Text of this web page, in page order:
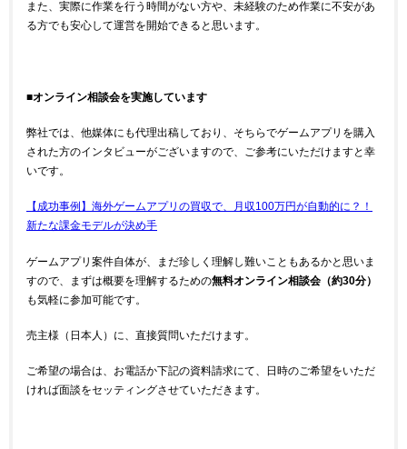
また、実際に作業を行う時間がない方や、未経験のため作業に不安があ
る方でも安心して運営を開始できると思います。
■オンライン相談会を実施しています
弊社では、他媒体にも代理出稿しており、そちらでゲームアプリを購入
された方のインタビューがございますので、ご参考にいただけますと幸
いです。
【成功事例】海外ゲームアプリの買収で、月収100万円が自動的に？！
新たな課金モデルが決め手
ゲームアプリ案件自体が、まだ珍しく理解し難いこともあるかと思いま
すので、まずは概要を理解するための無料オンライン相談会（約30分）
も気軽に参加可能です。
売主様（日本人）に、直接質問いただけます。
ご希望の場合は、お電話か下記の資料請求にて、日時のご希望をいただ
ければ面談をセッティングさせていただきます。